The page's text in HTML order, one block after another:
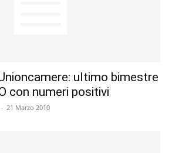
ultimo bimestre
con numeri positivi
- 21 Marzo 2010